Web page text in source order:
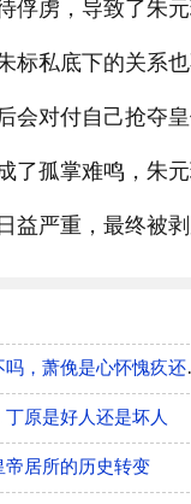
俘虏，导致了朱元
标私底下的关系
会对付自己抢夺
了孤掌难鸣，朱
益严重，最终被剥
唐文宗
原是好人还是坏人
帝居所的历史转变